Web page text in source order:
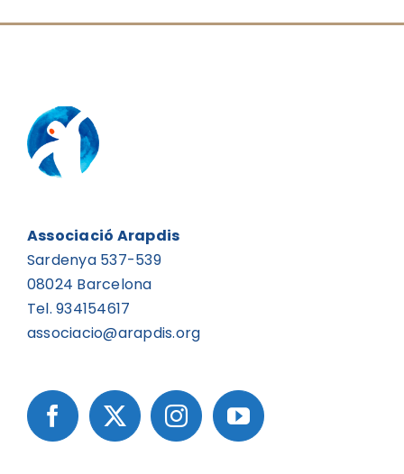
Associació Arapdis
Sardenya 537-539
08024 Barcelona
Tel. 934154617
associacio@arapdis.org